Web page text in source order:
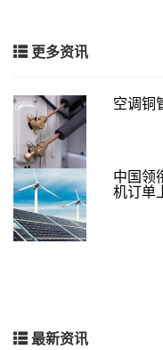
更多资讯
空调铜
中国领
机订单
最新资讯